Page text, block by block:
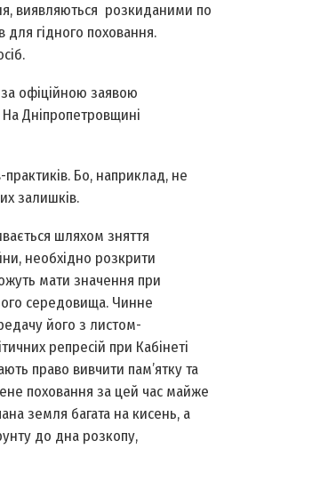
виявляються розкиданими по
для гідного поховання.
офіційною заявою
На Дніпропетровщині
Бо, наприклад, не
залишків.
шляхом зняття
необхідно розкрити
мати значення при
середовища. Чинне
його з листом-
репресій при Кабінеті
право вивчити пам’ятку та
поховання за цей час майже
земля багата на кисень, а
до дна розкопу,